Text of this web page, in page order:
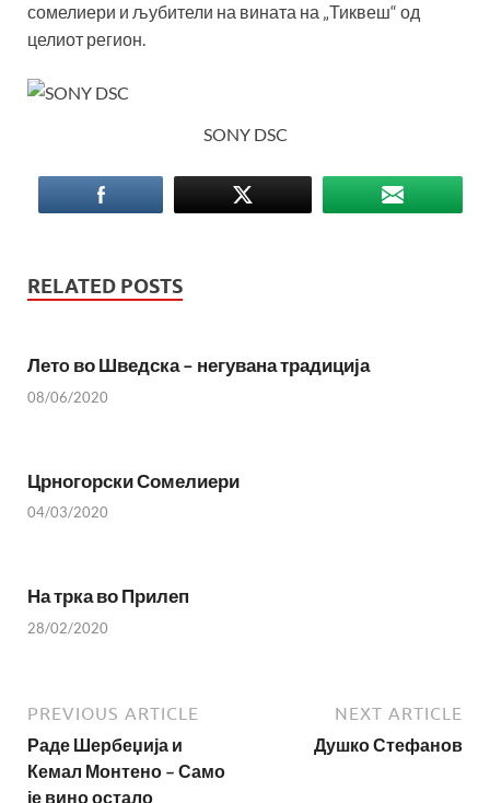
сомелиери и љубители на вината на „Тиквеш“ од
целиот регион.
SONY DSC
RELATED POSTS
Летo во Шведска – негувана традиција
08/06/2020
Црногорски Сомелиери
04/03/2020
На трка во Прилеп
28/02/2020
PREVIOUS ARTICLE
Раде Шербеџија и
Кемал Монтено – Само
је вино остало
NEXT ARTICLE
Душко Стефанов